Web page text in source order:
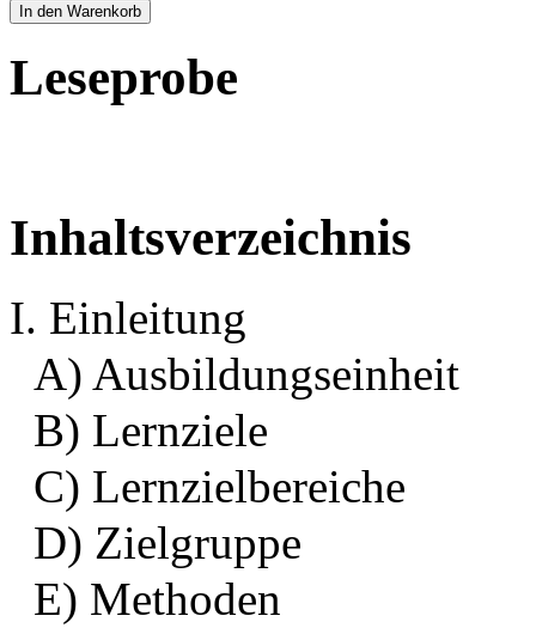
In den Warenkorb
Leseprobe
Inhaltsverzeichnis
I. Einleitung
A) Ausbildungseinheit
B) Lernziele
C) Lernzielbereiche
D) Zielgruppe
E) Methoden